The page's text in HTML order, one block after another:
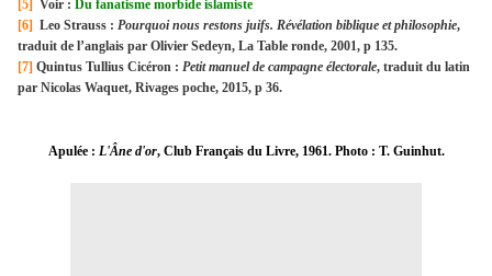
[5] Voir : Du fanatisme morbide islamiste
[6] Leo Strauss : Pourquoi nous restons juifs. Révélation biblique et philosophie,
traduit de l’anglais par Olivier Sedeyn, La Table ronde, 2001, p 135.
[7] Quintus Tullius Cicéron : Petit manuel de campagne électorale, traduit du latin
par Nicolas Waquet, Rivages poche, 2015, p 36.
Apulée : L'Âne d'or, Club Français du Livre, 1961. Photo : T. Guinhut.